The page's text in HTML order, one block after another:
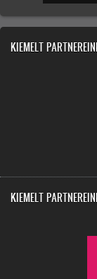
KIEMELT
KIEMELT